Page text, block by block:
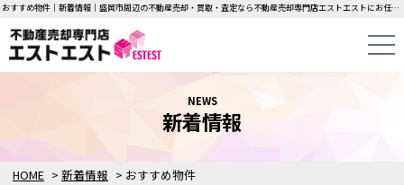
おすすめ物件｜新着情報｜盛岡市周辺の不動産売却・買取・査定なら不動産売却専門店エストエストにお任せください！中古一戸建て・マンション・土地の即日無料査定・即金買取を行っています！
NEWS
新着情報
HOME > 新着情報 > おすすめ物件